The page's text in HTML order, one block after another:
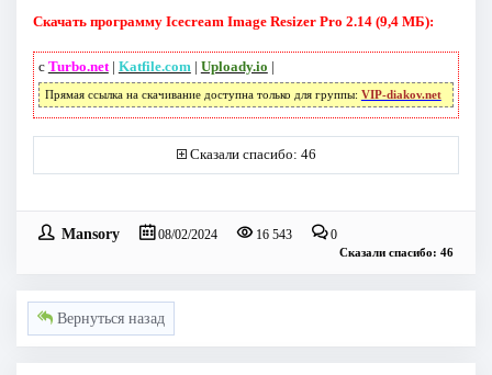
Скачать программу Icecream Image Resizer Pro 2.14 (9,4 МБ):
с Turbo.net| Katfile.com | Uploady.io |
Прямая ссылка на скачивание доступна только для группы: VIP-diakov.net
Сказали спасибо: 46
Mansory 08/02/2024 16 543 0
Сказали спасибо: 46
Вернуться назад